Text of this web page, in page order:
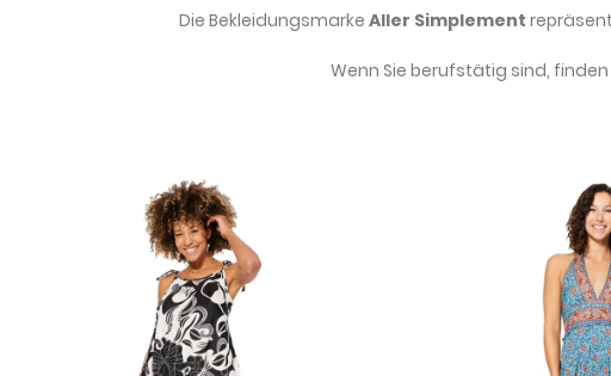
Die Bekleidungsmarke Aller Simplement
Wenn Sie berufstätig sind,